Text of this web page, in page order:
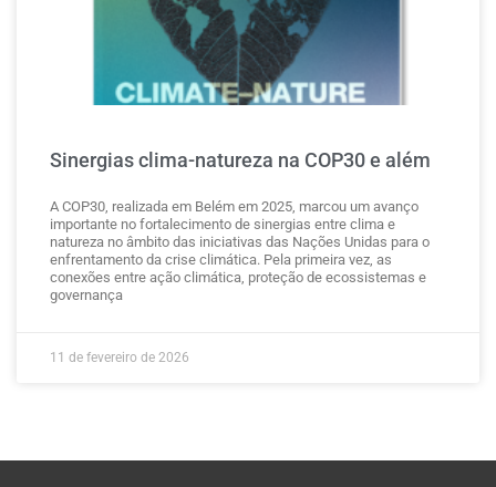
Sinergias clima-natureza na COP30 e além
A COP30, realizada em Belém em 2025, marcou um avanço
importante no fortalecimento de sinergias entre clima e
natureza no âmbito das iniciativas das Nações Unidas para o
enfrentamento da crise climática. Pela primeira vez, as
conexões entre ação climática, proteção de ecossistemas e
governança
11 de fevereiro de 2026